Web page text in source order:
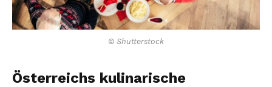
© Shutterstock
Österreichs kulinarische